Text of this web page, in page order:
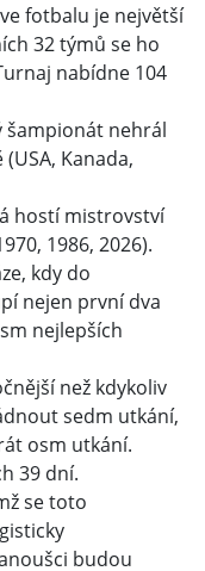
fotbalu je největší
32 týmů se ho
nabídne 104
šampionát nehrál
Kanada,
hostí mistrovství
1986, 2026).
kdy do
nejen první dva
nejlepších
než kdykoliv
sedm utkání,
osm utkání.
39 dní.
se toto
budou